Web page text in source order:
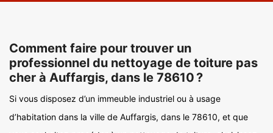
Comment faire pour trouver un
professionnel du nettoyage de toiture pas
cher à Auffargis, dans le 78610 ?
Si vous disposez d’un immeuble industriel ou à usage
d’habitation dans la ville de Auffargis, dans le 78610, et que